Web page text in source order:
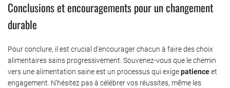
Conclusions et encouragements pour un changement
durable
Pour conclure, il est crucial d’encourager chacun à faire des choix
alimentaires sains progressivement. Souvenez-vous que le chemin
vers une alimentation saine est un processus qui exigepatienceet
engagement. N’hésitez pas à célébrer vos réussites, même les